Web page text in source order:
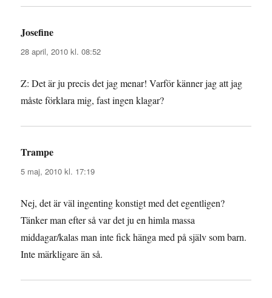
Josefine
28 april, 2010 kl. 08:52
Z: Det är ju precis det jag menar! Varför känner jag att jag
måste förklara mig, fast ingen klagar?
Trampe
5 maj, 2010 kl. 17:19
Nej, det är väl ingenting konstigt med det egentligen?
Tänker man efter så var det ju en himla massa
middagar/kalas man inte fick hänga med på själv som barn.
Inte märkligare än så.